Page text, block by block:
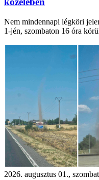
Nem mindennapi légköri
1-jén, szombaton 16 óra
2026. augusztus 01., szombat